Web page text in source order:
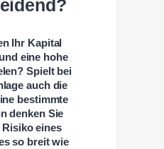
Ihr Kapital
eine hohe
Spielt bei
auch die
bestimmte
denken Sie
eines
so breit wie